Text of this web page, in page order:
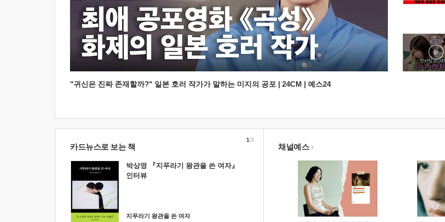
"귀신은 진짜 존재할까?" 일본 호러 작가가 말하는 미지의 공포 | 24CM | 예스24
카드뉴스로 보는 책
박상영 『지푸라기 왕관을 쓴 여자』
인터뷰
지푸라기 왕관을 쓴 여자
1/3
채널예스